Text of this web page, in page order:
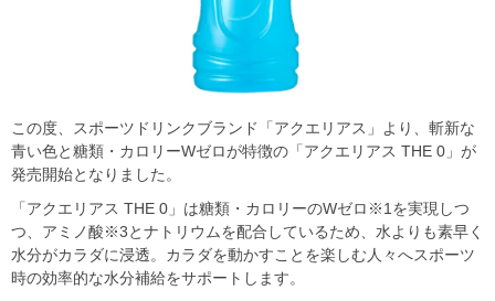
この度、スポーツドリンクブランド「アクエリアス」より、斬新な
青い色と糖類・カロリーWゼロが特徴の「アクエリアス THE 0」が
発売開始となりました。
「アクエリアス THE 0」は糖類・カロリーのWゼロ※1を実現しつ
つ、アミノ酸※3とナトリウムを配合しているため、水よりも素早く
水分がカラダに浸透。カラダを動かすことを楽しむ人々へスポーツ
時の効率的な水分補給をサポートします。